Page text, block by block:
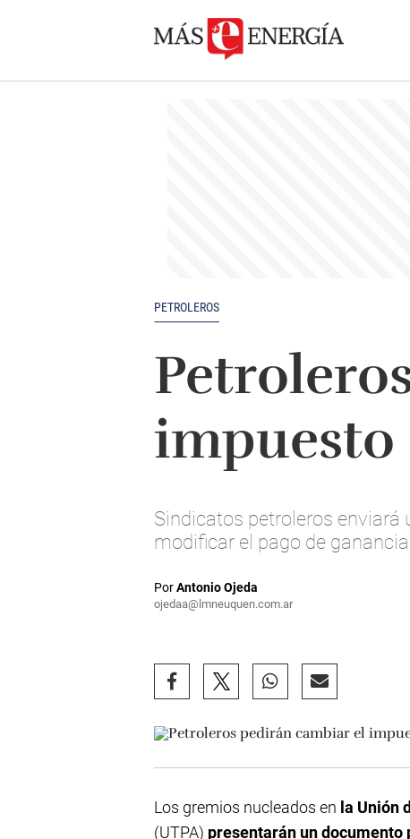
PETROLEROS
impuesto
Sindicatos petroleros enviará
modificar el pago de
PorAntonio Ojeda
ojedaa@lmneuquen.com.ar
Los gremios nucleados en la Unión
(UTPA) presentarán un documento